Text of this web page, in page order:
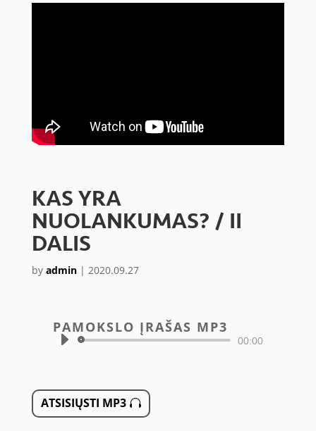
KAS YRA
NUOLANKUMAS? / II
DALIS
by admin| 2020.09.27
PAMOKSLO ĮRAŠAS MP3
Audio
00:00
ATSISIŲSTI MP3